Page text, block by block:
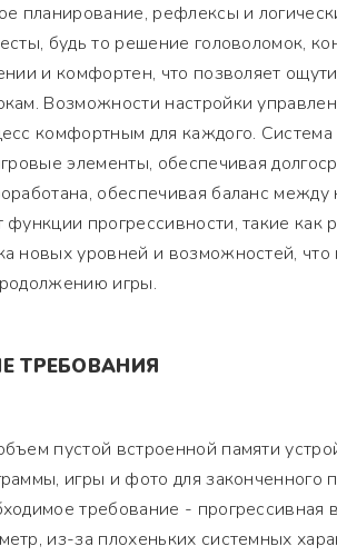
планирование, рефлексы и
будь то решение головоломок,
и комфортен, что позволяет
Возможности настройки
комфортным для каждого.
элементы, обеспечивая
обеспечивая баланс
функции прогрессивности, такие как
новых уровней и возможностей,
игры.
ТРЕБОВАНИЯ
пустой встроенной памяти
игры и фото для законченного
требование - прогрессивная
из-за плохеньких системных